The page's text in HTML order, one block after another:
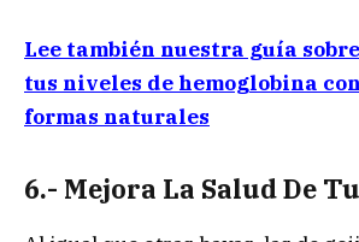
Lee también nuestra guía
tus niveles de hemoglobina
formas naturales
6.- Mejora La Salud De